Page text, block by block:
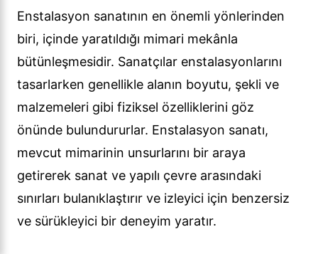
Enstalasyon sanatının en önemli yönlerinden
biri, içinde yaratıldığı mimari mekânla
bütünleşmesidir. Sanatçılar enstalasyonlarını
tasarlarken genellikle alanın boyutu, şekli ve
malzemeleri gibi fiziksel özelliklerini göz
önünde bulundururlar. Enstalasyon sanatı,
mevcut mimarinin unsurlarını bir araya
getirerek sanat ve yapılı çevre arasındaki
sınırları bulanıklaştırır ve izleyici için benzersiz
ve sürükleyici bir deneyim yaratır.